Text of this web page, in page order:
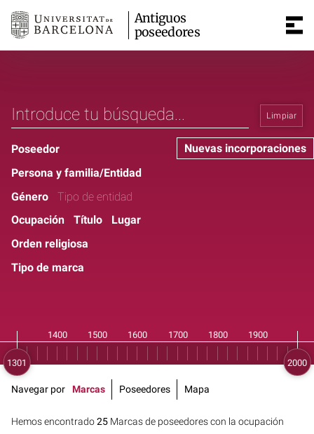
Antiguos
poseedores
Limpiar
Nuevas incorporaciones
Poseedor
Persona y familia/Entidad
Género
Tipo de entidad
Ocupación
Título
Lugar
Orden religiosa
Tipo de marca
Hemos encontrado25 Marcas de poseedores con la ocupación
Navegar por Marcas Poseedores Mapa